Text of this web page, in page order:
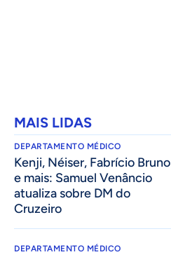
MAIS LIDAS
DEPARTAMENTO MÉDICO
Kenji, Néiser, Fabrício Bruno
e mais: Samuel Venâncio
atualiza sobre DM do
Cruzeiro
DEPARTAMENTO MÉDICO